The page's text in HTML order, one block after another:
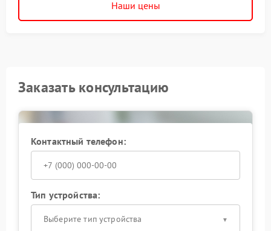
Наши цены
Заказать консультацию
Контактный телефон:
Тип устройства:
Выберите тип устройства